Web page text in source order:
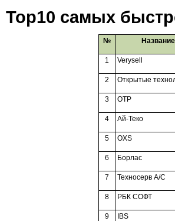
Top10 самых
№
1 Verysell
2 Открытые
3 ОТР
4 Ай-Теко
5 OXS
6 Борлас
7 Техносерв А/С
8 РБК СОФТ
9 IBS